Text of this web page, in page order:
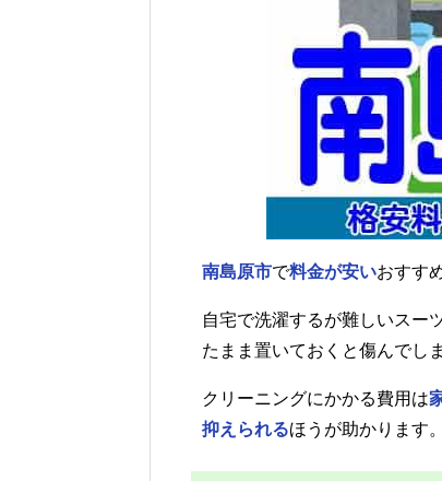
南島原市で料金が安いおすす
自宅で洗濯するが難しいスー
たまま置いておくと傷んでし
クリーニングにかかる費用は
抑えられるほうが助かります。